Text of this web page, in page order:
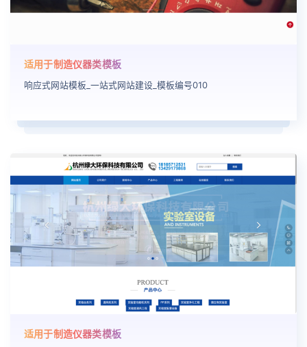
适用于制造仪器类模板
响应式网站模板_一站式网站建设_模板编号010
适用于制造仪器类模板